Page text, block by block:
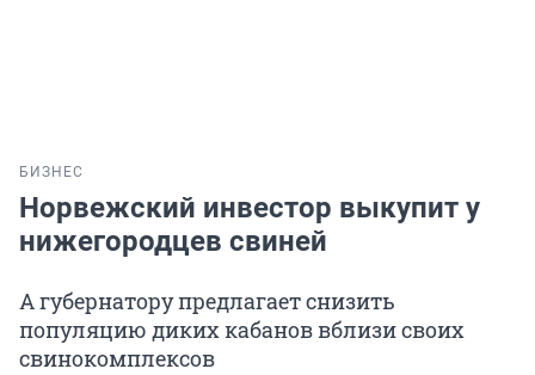
БИЗНЕС
Норвежский инвестор выкупит у
нижегородцев свиней
А губернатору предлагает снизить
популяцию диких кабанов вблизи своих
свинокомплексов